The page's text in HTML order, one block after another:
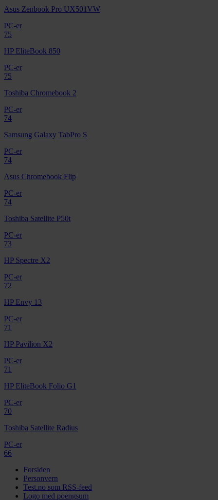
Asus Zenbook Pro UX501VW
PC-er
75
HP EliteBook 850
PC-er
75
Toshiba Chromebook 2
PC-er
74
Samsung Galaxy TabPro S
PC-er
74
Asus Chromebook Flip
PC-er
74
Toshiba Satellite P50t
PC-er
73
HP Spectre X2
PC-er
72
HP Envy 13
PC-er
71
HP Pavilion X2
PC-er
71
HP EliteBook Folio G1
PC-er
70
Toshiba Satellite Radius
PC-er
66
Forsiden
Personvern
Test.no som RSS-feed
Logo med poengsum